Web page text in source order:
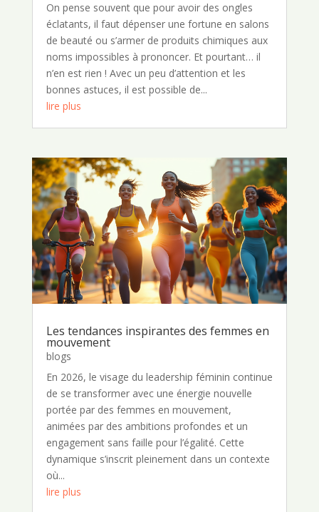
On pense souvent que pour avoir des ongles
éclatants, il faut dépenser une fortune en salons
de beauté ou s’armer de produits chimiques aux
noms impossibles à prononcer. Et pourtant… il
n’en est rien ! Avec un peu d’attention et les
bonnes astuces, il est possible de...
lire plus
Les tendances inspirantes des femmes en
mouvement
blogs
En 2026, le visage du leadership féminin continue
de se transformer avec une énergie nouvelle
portée par des femmes en mouvement,
animées par des ambitions profondes et un
engagement sans faille pour l’égalité. Cette
dynamique s’inscrit pleinement dans un contexte
où...
lire plus